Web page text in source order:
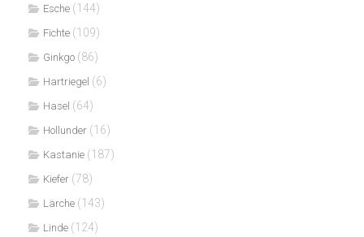
Esche (144)
Fichte (109)
Ginkgo (86)
Hartriegel (6)
Hasel (64)
Hollunder (16)
Kastanie (187)
Kiefer (78)
Lärche (143)
Linde (124)